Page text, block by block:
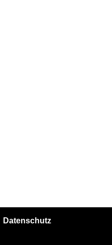
Datenschutz